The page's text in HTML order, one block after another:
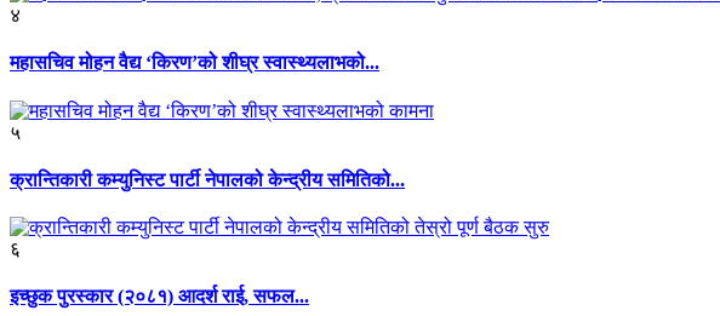
४
महासचिव मोहन वैद्य ‘किरण’को शीघ्र स्वास्थ्यलाभको...
५
क्रान्तिकारी कम्युनिस्ट पार्टी नेपालको केन्द्रीय समितिको...
६
इच्छुक पुरस्कार (२०८१) आदर्श राई, सफल...